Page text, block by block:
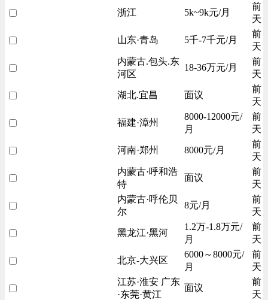
浙江 5k~9k元/月
前
天
山东·青岛 5千-7千元/月
前
天
内蒙古.包头.东
河区
18-36万元/月
前
天
湖北.宜昌 面议
前
天
福建·漳州
8000-12000元/
月
前
天
河南·郑州 8000元/月
前
天
内蒙古·呼和浩
特
面议
前
天
内蒙古·呼伦贝
尔
8元/月
前
天
黑龙江·黑河
1.2万-1.8万元/
月
前
天
北京-大兴区
6000～8000元/
月
前
天
江苏·淮安 广东
·东莞·黄江
面议
前
天